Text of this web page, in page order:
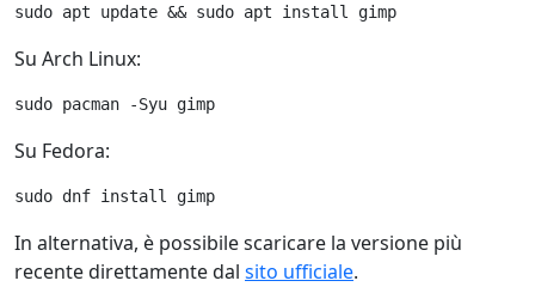
sudo apt update && sudo apt install gimp
Su Arch Linux:
sudo pacman -Syu gimp
Su Fedora:
sudo dnf install gimp
In alternativa, è possibile scaricare la versione più
recente direttamente dal sito ufficiale.